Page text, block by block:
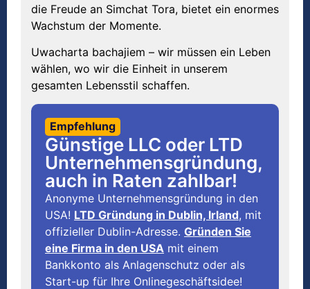
die Freude an Simchat Tora, bietet ein enormes
Wachstum der Momente.
Uwacharta bachajiem – wir müssen ein Leben
wählen, wo wir die Einheit in unserem
gesamten Lebensstil schaffen.
Empfehlung
Günstige LLC oder LTD
Unternehmensgründung,
auch in Raten zahlbar!
Anonyme Unternehmensgründung in den
USA! LTD Gründung in Dublin, Irland, mit
offizieller Dublin-Adresse. Gründen Sie
eine Firma in den USA mit einem
Bankkonto als Anlagenschutz oder als
Start-up für Ihre Onlinegeschäftsidee!